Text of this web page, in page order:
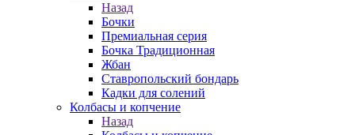
Назад
Бочки
Премиальная серия
Бочка Традиционная
Жбан
Ставропольский бондарь
Кадки для солений
Колбасы и копчение
Назад